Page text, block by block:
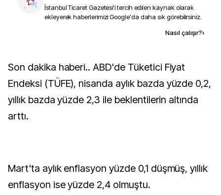
İstanbul Ticaret Gazetesi'i tercih edilen kaynak olarak
ekleyerek haberlerimizi Google'da daha sık görebilirsiniz.
Nasıl çalışır?›
Son dakika haberi.. ABD'de Tüketici Fiyat
Endeksi (TÜFE), nisanda aylık bazda yüzde 0,2,
yıllık bazda yüzde 2,3 ile beklentilerin altında
arttı.
Mart'ta aylık enflasyon yüzde 0,1 düşmüş, yıllık
enflasyon ise yüzde 2,4 olmuştu.